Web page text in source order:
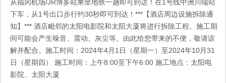
从福冈机场/JR博多站乘坐地铁一趟即可到达！在1号线中洲川端站
下车，从1号出口步行约30秒即可到达！***【酒店周边设施拆除通
知】*** 酒店毗邻的太阳电影院和太阳大厦将进行拆除工程。施工期
间可能会产生噪音、震动、灰尘等。由此给您带来的不便，敬请谅
解并配合。施工时间：2024年4月1日（星期一）至2024年10月31
日（星期四） 施工时间：上午8:00至下午6:00 施工地点：太阳电
影院、太阳大厦